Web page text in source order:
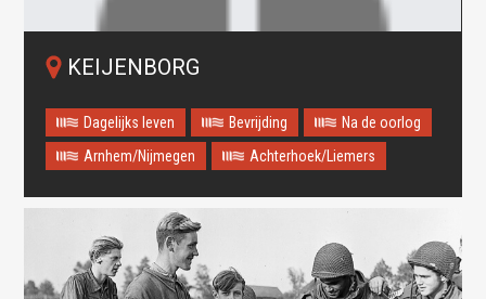
Oops! Something went
wrong.
KEIJENBORG
Dagelijks leven Bevrijding
Na de oorlog
Arnhem/Nijmegen
Achterhoek/Liemers